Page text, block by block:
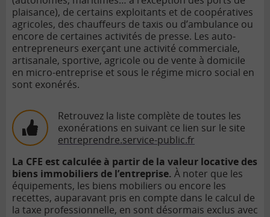
plaisance), de certains exploitants et de coopératives
agricoles, des chauffeurs de taxis ou d’ambulance ou
encore de certaines activités de presse. Les auto-
entrepreneurs exerçant une activité commerciale,
artisanale, sportive, agricole ou de vente à domicile
en micro-entreprise et sous le régime micro social en
sont exonérés.
Retrouvez la liste complète de toutes les
exonérations en suivant ce lien sur le site
entreprendre.service-public.fr
La CFE est calculée à partir de la valeur locative des
biens immobiliers de l’entreprise. À noter que les
équipements, les biens mobiliers ou encore les
recettes, auparavant pris en compte dans le calcul de
la taxe professionnelle, en sont désormais exclus avec